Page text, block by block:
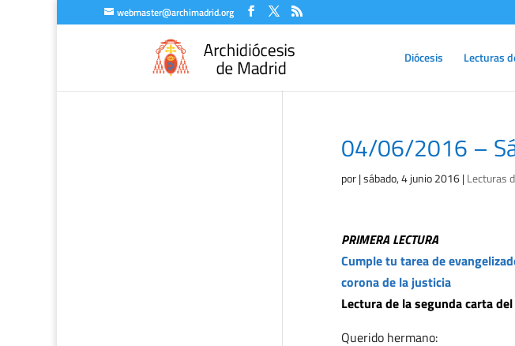
webmaster@archimadrid.org
Diócesis Lecturas
04/06/2016 –
por|sábado, 4 junio 2016|Lecturas
PRIMERA LECTURA
Cumple tu tarea de
corona de la justicia
Lectura de la segunda carta
Querido hermano: